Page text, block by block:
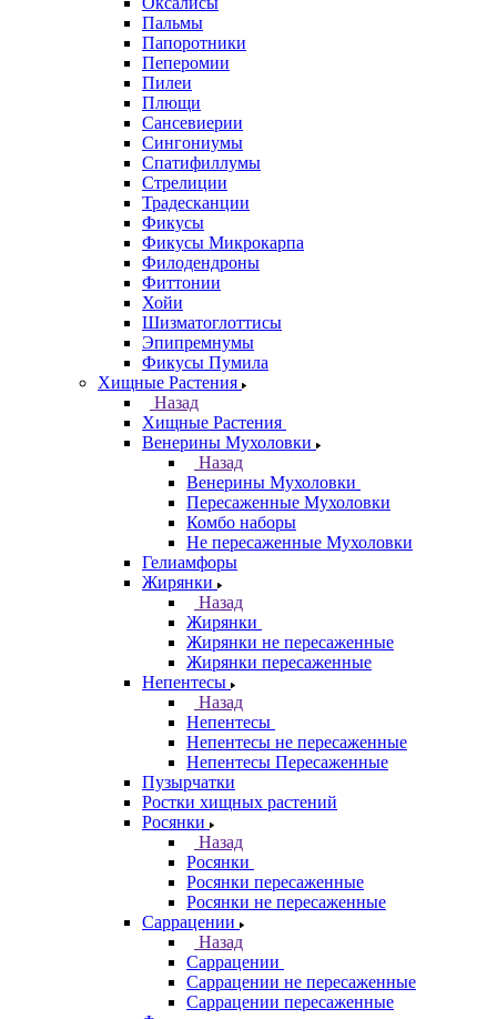
Пальмы
Папоротники
Пеперомии
Пилеи
Плющи
Сансевиерии
Сингониумы
Спатифиллумы
Стрелиции
Традесканции
Фикусы
Фикусы Микрокарпа
Филодендроны
Фиттонии
Хойи
Шизматоглоттисы
Эпипремнумы
Фикусы Пумила
Хищные Растения
Назад
Хищные Растения
Венерины Мухоловки
Назад
Венерины Мухоловки
Пересаженные Мухоловки
Комбо наборы
Не пересаженные Мухоловки
Гелиамфоры
Жирянки
Назад
Жирянки
Жирянки не пересаженные
Жирянки пересаженные
Непентесы
Назад
Непентесы
Непентесы не пересаженные
Непентесы Пересаженные
Пузырчатки
Ростки хищных растений
Росянки
Назад
Росянки
Росянки пересаженные
Росянки не пересаженные
Саррацении
Назад
Саррацении
Саррацении не пересаженные
Саррацении пересаженные